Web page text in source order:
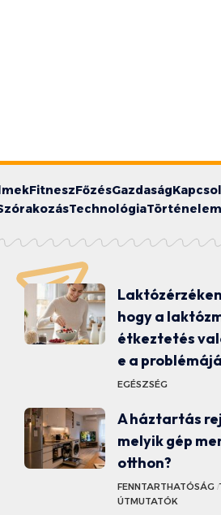
FitneszFőzésGazdaság
TechnológiaTörténelem
hogy a
étkeztetés
e a
EGÉSZSÉG
A háztartás
melyik gép
otthon?
FENNTARTHATÓSÁG
ÚTMUTATÓK